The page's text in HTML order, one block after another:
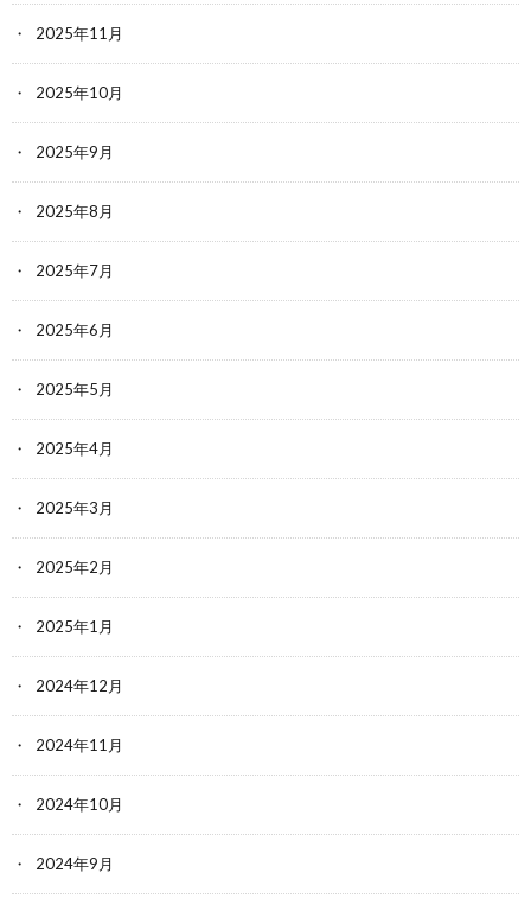
2025年11月
2025年10月
2025年9月
2025年8月
2025年7月
2025年6月
2025年5月
2025年4月
2025年3月
2025年2月
2025年1月
2024年12月
2024年11月
2024年10月
2024年9月